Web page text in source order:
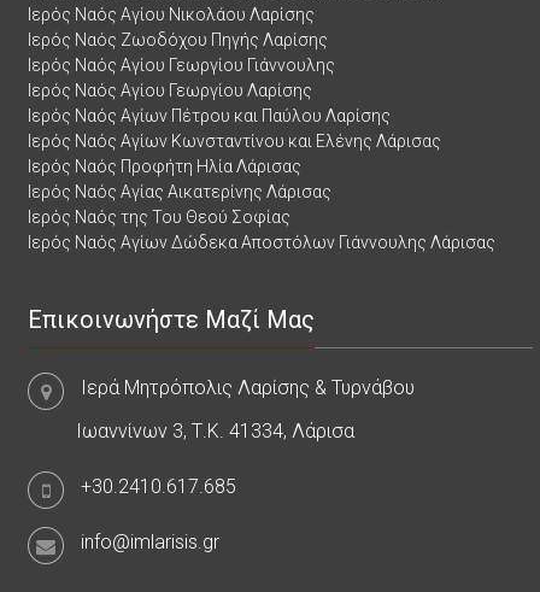
Ιερός Ναός Αγίου Νικολάου Λαρίσης
Ιερός Ναός Ζωοδόχου Πηγής Λαρίσης
Ιερός Ναός Αγίου Γεωργίου Γιάννουλης
Ιερός Ναός Αγίου Γεωργίου Λαρίσης
Ιερός Ναός Αγίων Πέτρου και Παύλου Λαρίσης
Ιερός Ναός Αγίων Κωνσταντίνου και Ελένης Λάρισας
Ιερός Ναός Προφήτη Ηλία Λάρισας
Ιερός Ναός Αγίας Αικατερίνης Λάρισας
Ιερός Ναός της Του Θεού Σοφίας
Ιερός Ναός Αγίων Δώδεκα Αποστόλων Γιάννουλης Λάρισας
Επικοινωνήστε Μαζί Μας
Ιερά Μητρόπολις Λαρίσης & Τυρνάβου
Ιωαννίνων 3, Τ.Κ. 41334, Λάρισα
+30.2410.617.685
info@imlarisis.gr